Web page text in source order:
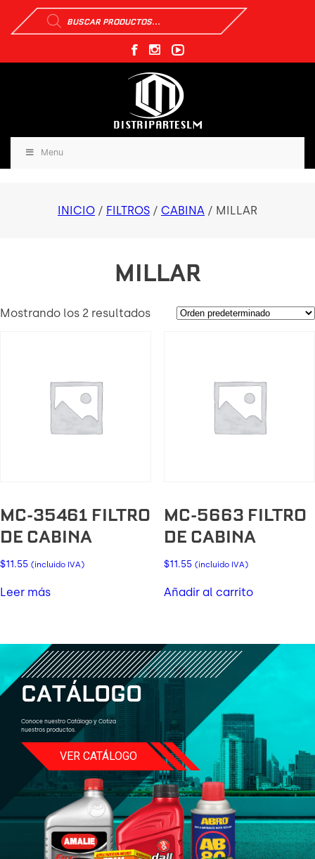
Búsqueda
de
productos
Menu
INICIO / FILTROS / CABINA / MILLAR
MILLAR
Mostrando los 2 resultados
MC-35461 FILTRO
DE CABINA
$11.55 (incluido IVA)
Leer más
MC-5663 FILTRO
DE CABINA
$11.55 (incluido IVA)
Añadir al carrito
CATÁLOGO
Conoce nuestro Catálogo y Cotiza
nuestros productos.
VER CATÁLOGO